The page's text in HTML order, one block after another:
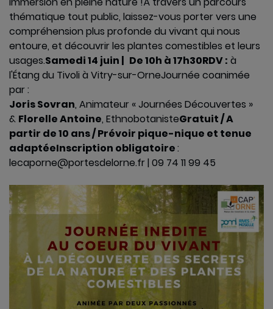
thématique tout public, laissez-vous porter vers une
compréhension plus profonde du vivant qui nous
entoure, et découvrir les plantes comestibles et leurs
usages.Samedi 14 juin | De 10h à 17h30RDV : à
l'Étang du Tivoli à Vitry-sur-OrneJournée coanimée
par :
Joris Sovran, Animateur « Journées Découvertes »
& Florelle Antoine, EthnobotanisteGratuit / A
partir de 10 ans / Prévoir pique-nique et tenue
adaptéeInscription obligatoire:
lecaporne@portesdelorne.fr | 09 74 11 99 45